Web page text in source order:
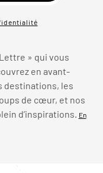
» qui vous
en avant-
destinations, les
de cœur, et nos
d’inspirations. En